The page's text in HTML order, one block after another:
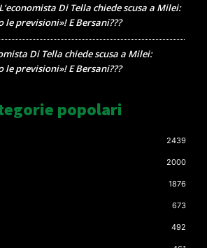
L’economista Di Tella chiede scusa a Milei:
previsioni»! E Bersani???
Di Tella chiede scusa a Milei:
previsioni»! E Bersani???
popolari
2439
2000
1876
673
492